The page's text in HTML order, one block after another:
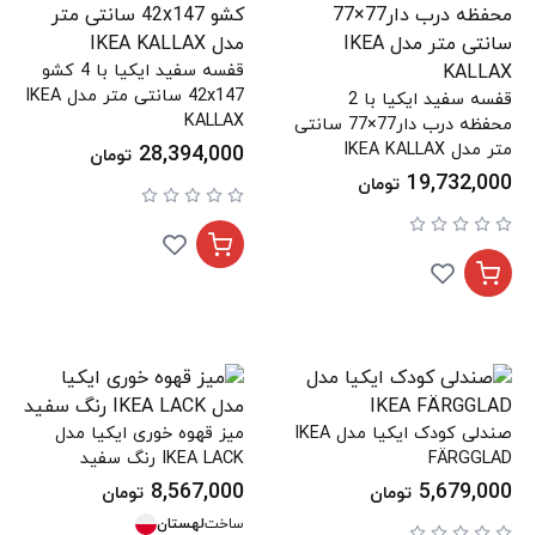
قفسه سفید ایکیا با 2
محفظه درب دار77×77 سانتی
متر مدل IKEA KALLAX
19,732,000 تومان
قفسه سفید ایکیا با 4 کشو
42x147 سانتی متر مدل IKEA
KALLAX
28,394,000 تومان
صندلی کودک ایکیا مدل IKEA
FÄRGGLAD
5,679,000 تومان
میز قهوه خوری ایکیا مدل
IKEA LACK رنگ سفید
8,567,000 تومان
ساختلهستان